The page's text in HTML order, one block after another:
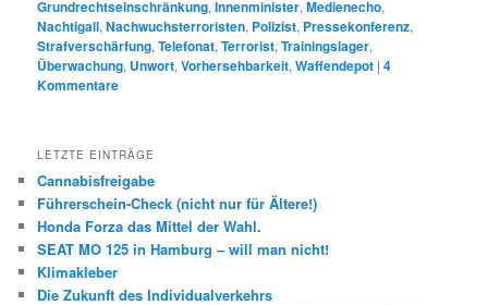
Grundrechtseinschränkung,Innenminister,Medienecho,
Nachtigall,Nachwuchsterroristen, Polizist, Pressekonferenz,
Strafverschärfung,Telefonat,Terrorist,Trainingslager,
Überwachung, Unwort,Vorhersehbarkeit,Waffendepot |4
Kommentare
LETZTE EINTRÄGE
Cannabisfreigabe
Führerschein-Check (nicht nur für Ältere!)
Honda Forza das Mittel der Wahl.
SEAT MO 125 in Hamburg – will man nicht!
Klimakleber
Die Zukunft des Individualverkehrs